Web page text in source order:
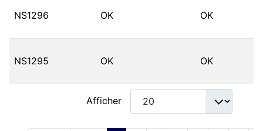
Afficher
NS1296 OK OK
NS1295 OK OK